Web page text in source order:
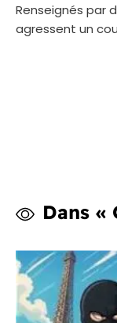
Renseignés par
agressent un
Dans «